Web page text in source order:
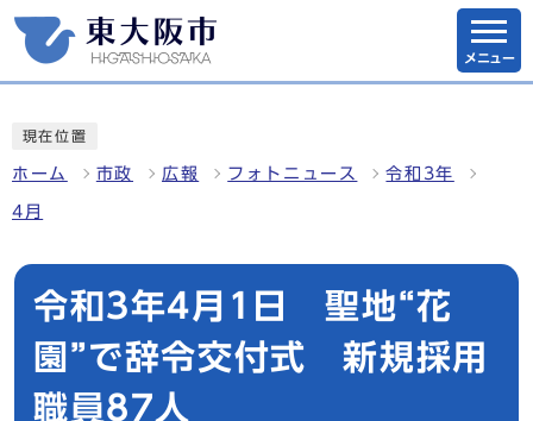
メニュー
現在位置
ホーム 市政 広報 フォトニュース 令和3年
4月
令和3年4月1日 聖地“花
園”で辞令交付式 新規採用
職員87人